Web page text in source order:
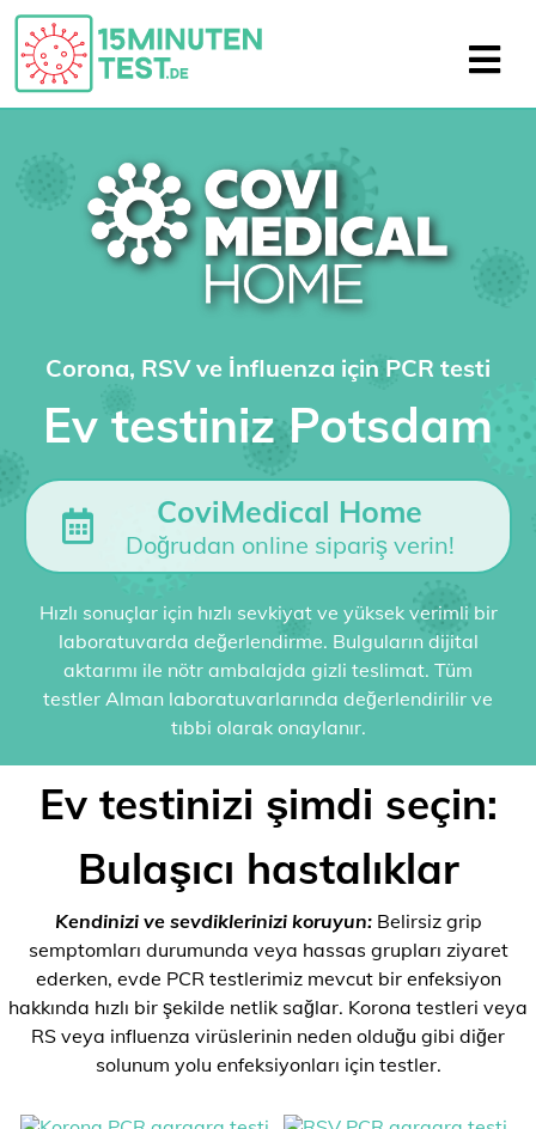
Corona, RSV ve İnfluenza için PCR testi
Ev testiniz Potsdam
CoviMedical Home
Doğrudan online sipariş verin!
Hızlı sonuçlar için hızlı sevkiyat ve yüksek verimli bir
laboratuvarda değerlendirme. Bulguların dijital
aktarımı ile nötr ambalajda gizli teslimat. Tüm
testler Alman laboratuvarlarında değerlendirilir ve
tıbbi olarak onaylanır.
Ev testinizi şimdi seçin:
Bulaşıcı hastalıklar
Kendinizi ve sevdiklerinizi koruyun:Belirsiz grip
semptomları durumunda veya hassas grupları ziyaret
ederken, evde PCR testlerimiz mevcut bir enfeksiyon
hakkında hızlı bir şekilde netlik sağlar. Korona testleri veya
RS veya influenza virüslerinin neden olduğu gibi diğer
solunum yolu enfeksiyonları için testler.